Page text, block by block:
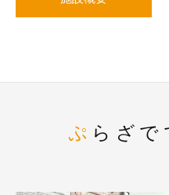
ぷらざ